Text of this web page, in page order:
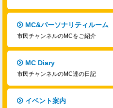
MC&パーソナリティルーム
市民チャンネルのMCをご紹介
MC Diary
市民チャンネルのMC達の日記
イベント案内